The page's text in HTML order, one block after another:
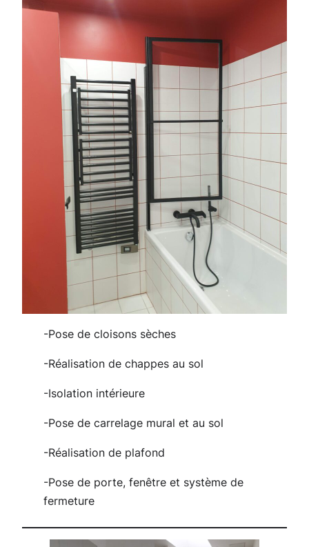
-Pose de cloisons sèches
-Réalisation de chappes au sol
-Isolation intérieure
-Pose de carrelage mural et au sol
-Réalisation de plafond
-Pose de porte, fenêtre et système de
fermeture